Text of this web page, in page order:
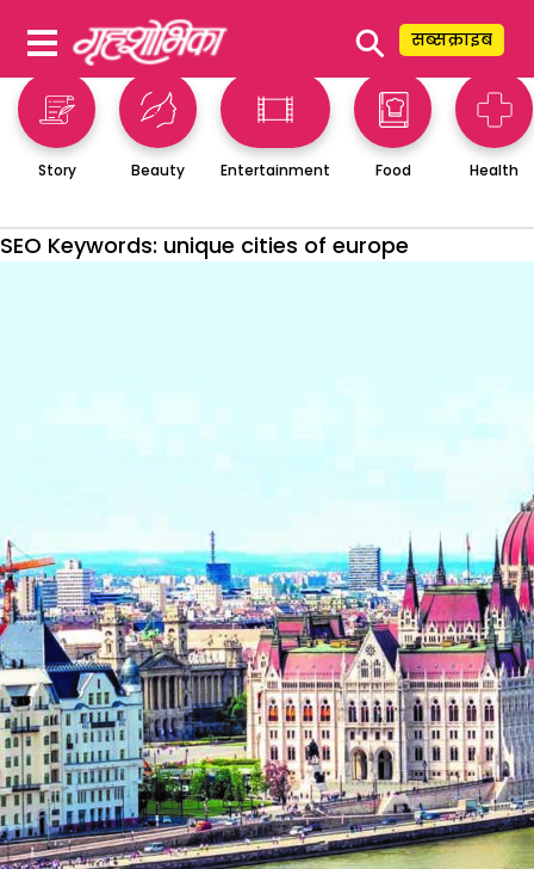
⚲ सब्सक्राइब
Story Beauty Entertainment Food Health
SEO Keywords: unique cities of europe